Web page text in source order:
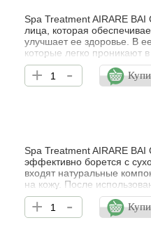
Spa Treatment AIRARE BAI
лица, которая
улучшает ее здоровье. В
которые легко проникают
воздействуют на сухую,
эффекту, активные
BAI CHA Essence
+ -
Spa Treatment AIRARE BAI
эффективно борется с
входят натуральные
на кожу. После
AIRARE BAI CHA Pack
полупрозрачной. Крем-
древесным ароматом.
+ -